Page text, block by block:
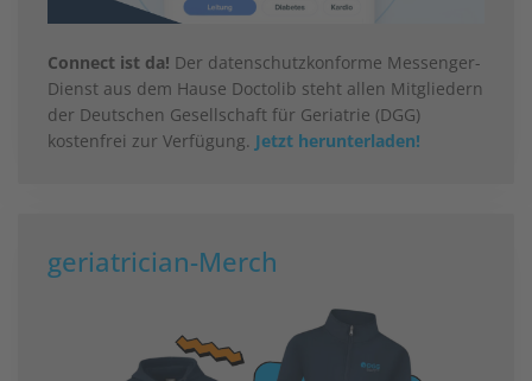
Connect ist da! Der datenschutzkonforme Messenger-
Dienst aus dem Hause Doctolib steht allen Mitgliedern
der Deutschen Gesellschaft für Geriatrie (DGG)
kostenfrei zur Verfügung. Jetzt herunterladen!
geriatrician-Merch